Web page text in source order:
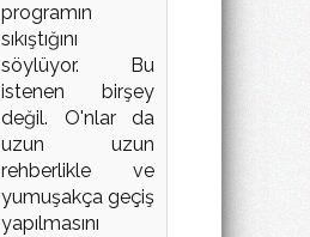
programın
sıkıştığını
söylüyor. Bu
istenen birşey
değil. O'nlar da
uzun uzun
rehberlikle ve
yumuşakça geçiş
yapılmasını